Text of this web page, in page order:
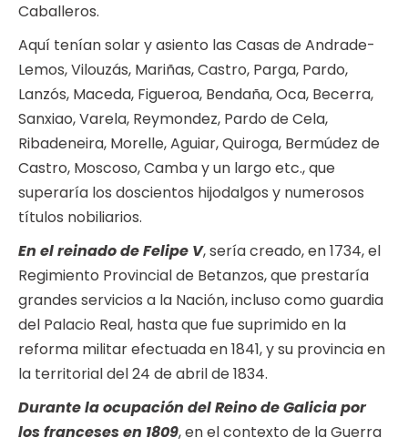
Caballeros.
Aquí tenían solar y asiento las Casas de Andrade-
Lemos, Vilouzás, Mariñas, Castro, Parga, Pardo,
Lanzós, Maceda, Figueroa, Bendaña, Oca, Becerra,
Sanxiao, Varela, Reymondez, Pardo de Cela,
Ribadeneira, Morelle, Aguiar, Quiroga, Bermúdez de
Castro, Moscoso, Camba y un largo etc., que
superaría los doscientos hijodalgos y numerosos
títulos nobiliarios.
En el reinado de Felipe V, sería creado, en 1734, el
Regimiento Provincial de Betanzos, que prestaría
grandes servicios a la Nación, incluso como guardia
del Palacio Real, hasta que fue suprimido en la
reforma militar efectuada en 1841, y su provincia en
la territorial del 24 de abril de 1834.
Durante la ocupación del Reino de Galicia por
los franceses en 1809, en el contexto de la Guerra